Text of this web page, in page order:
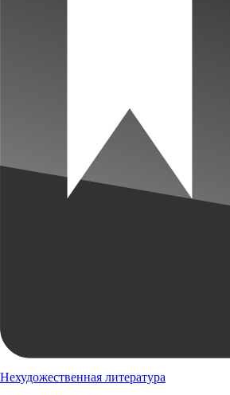
Нехудожественная литература